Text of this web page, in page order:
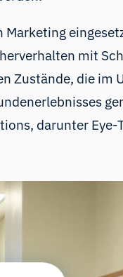
mit
Zustände, die im
darunter